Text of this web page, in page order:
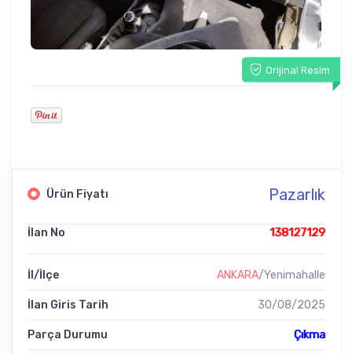
Orijinal Resim
Ürün Fiyatı Pazarlık
İlan No 138127129
İl/İlçe ANKARA/Yenimahalle
İlan Giris Tarih 30/08/2025
Parça Durumu Çıkma